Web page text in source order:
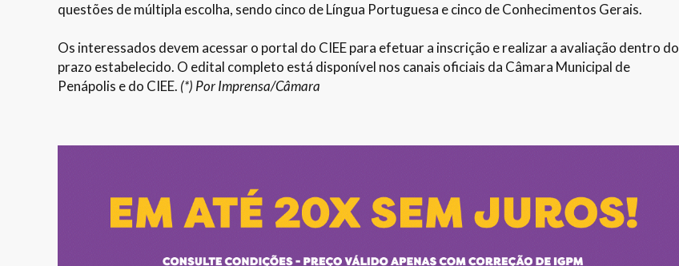
questões de múltipla escolha, sendo cinco de Língua Portuguesa e cinco de Conhecimentos Gerais.
Os interessados devem acessar o portal do CIEE para efetuar a inscrição e realizar a avaliação dentro do
prazo estabelecido. O edital completo está disponível nos canais oficiais da Câmara Municipal de
Penápolis e do CIEE. (*) Por Imprensa/Câmara